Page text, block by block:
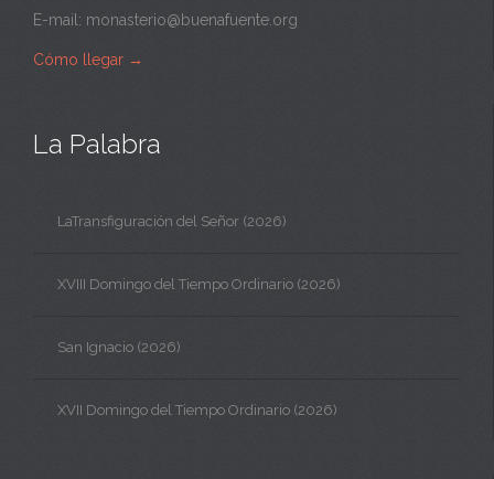
E-mail: monasterio@buenafuente.org
Cómo llegar →
La Palabra
LaTransfiguración del Señor (2026)
XVIII Domingo del Tiempo Ordinario (2026)
San Ignacio (2026)
XVII Domingo del Tiempo Ordinario (2026)